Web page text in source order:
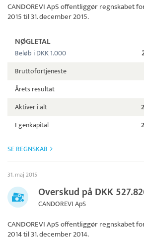
CANDOREVI ApSoffentliggør regnskabet
2015 til 31. december 2015.
NØGLETAL
Beløb i DKK 1.000
Bruttofortjeneste
Årets resultat
Aktiver i alt
Egenkapital
SE REGNSKAB
31. maj 2015
Overskud på DKK
CANDOREVI ApS
CANDOREVI ApSoffentliggør regnskabet
2014 til 31. december 2014.